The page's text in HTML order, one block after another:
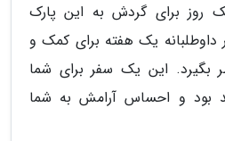
روز برای گردش به این پارک
داوطلبانه یک هفته برای کمک و
بگیرد. این یک سفر برای شما
بود و احساس آرامش به شما